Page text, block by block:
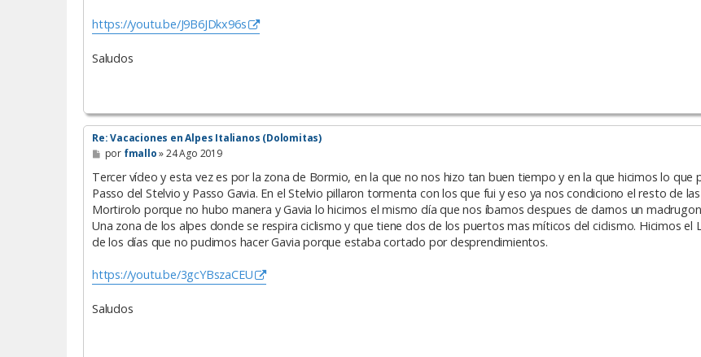
https://youtu.be/J9B6JDkx96s
Saludos
Re: Vacaciones en Alpes Italianos (Dolomitas)
M
e
n
a
j
e
por fmallo»24 Ago 2019
Tercer vídeo y esta vez es por la zona de Bormio, en la que no nos hizo tan buen tiempo y en la que hicimos lo que
Passo del Stelvio y Passo Gavia. En el Stelvio pillaron tormenta con los que fui y eso ya nos condiciono el resto de
Mortirolo porque no hubo manera y Gavia lo hicimos el mismo día que nos íbamos despues de darnos un
Una zona de los alpes donde se respira ciclismo y que tiene dos de los puertos mas míticos del ciclismo. Hicimos el
de los días que no pudimos hacer Gavia porque estaba cortado por desprendimientos.
https://youtu.be/3gcYBszaCEU
Saludos